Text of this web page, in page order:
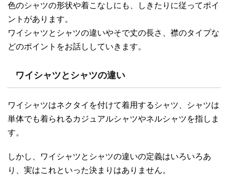
色のシャツの形状や着こなしにも、しきたりに従ってポイ
ントがあります。
ワイシャツとシャツの違いやそで丈の長さ、襟のタイプな
どのポイントをお話ししていきます。
ワイシャツとシャツの違い
ワイシャツはネクタイを付けて着用するシャツ、シャツは
単体でも着られるカジュアルシャツやネルシャツを指しま
す。
しかし、ワイシャツとシャツの違いの定義はいろいろあ
り、実はこれといった決まりはありません。